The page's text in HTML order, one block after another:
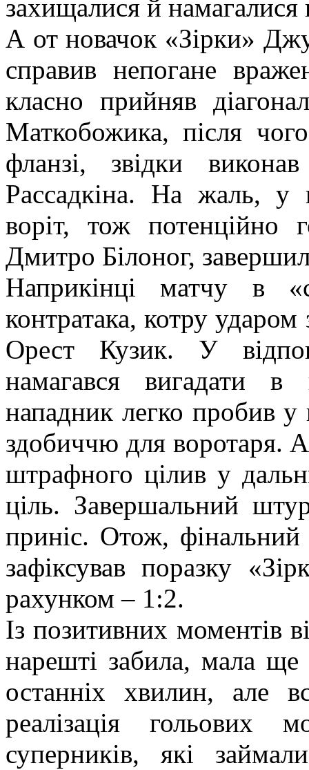
захищалися й намагалися
А от новачок «Зірки»
справив непогане
класно прийняв
Маткобожика, після
фланзі, звідки
Рассадкіна. На жаль, у
воріт, тож потенційно
Дмитро Білоног,
Наприкінці матчу в
контратака, котру
Орест Кузик. У
намагався вигадати
нападник легко пробив у
здобиччю для воротаря. А
штрафного цілив у
ціль. Завершальний
приніс. Отож, фінальний
зафіксував поразку
рахунком – 1:2.
Із позитивних моментів
нарешті забила, мала ще
останніх хвилин, але
реалізація гольових
суперників, які